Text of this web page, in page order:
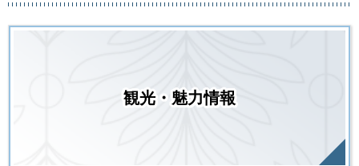
観光・魅力情報